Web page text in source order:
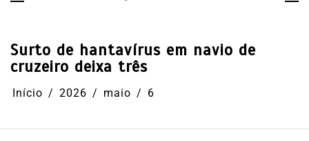
Surto de hantavírus em navio de
cruzeiro deixa três
Início 2026 maio 6